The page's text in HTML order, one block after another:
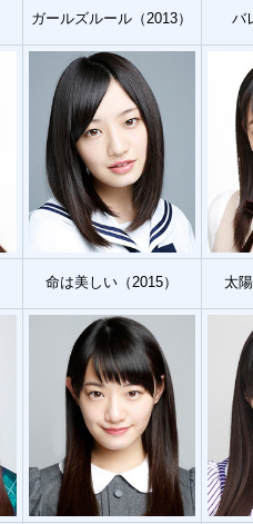
ガールズルール（2013） バ
命は美しい（2015） 太